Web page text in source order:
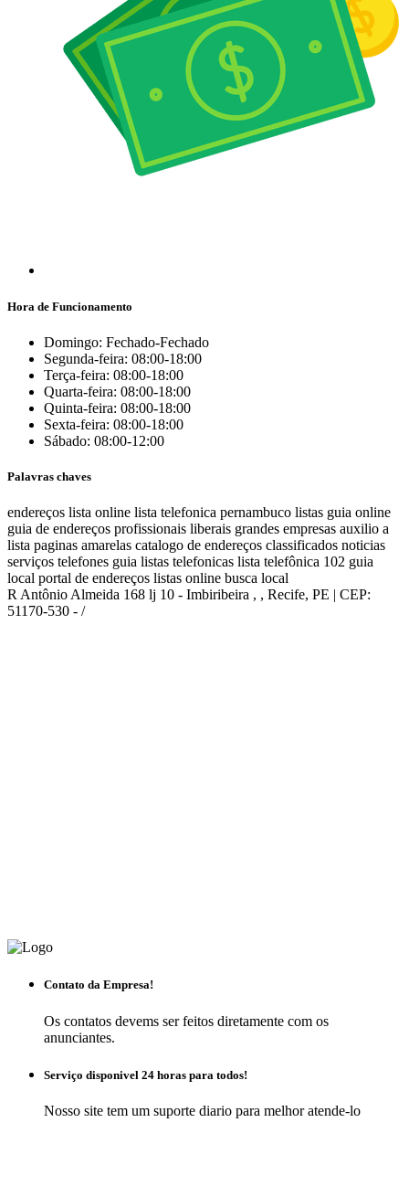
Hora de Funcionamento
Domingo: Fechado-Fechado
Segunda-feira: 08:00-18:00
Terça-feira: 08:00-18:00
Quarta-feira: 08:00-18:00
Quinta-feira: 08:00-18:00
Sexta-feira: 08:00-18:00
Sábado: 08:00-12:00
Palavras chaves
endereços lista online lista telefonica pernambuco listas guia online
guia de endereços profissionais liberais grandes empresas auxilio a
lista paginas amarelas catalogo de endereços classificados noticias
serviços telefones guia listas telefonicas lista telefônica 102 guia
local portal de endereços listas online busca local
R Antônio Almeida 168 lj 10 - Imbiribeira , , Recife, PE | CEP:
51170-530 - /
Contato da Empresa!
Os contatos devems ser feitos diretamente com os
anunciantes.
Serviço disponivel 24 horas para todos!
Nosso site tem um suporte diario para melhor atende-lo